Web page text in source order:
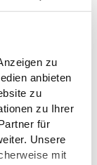
zu
anbieten
zu
zu Ihrer
für
Unsere
mit